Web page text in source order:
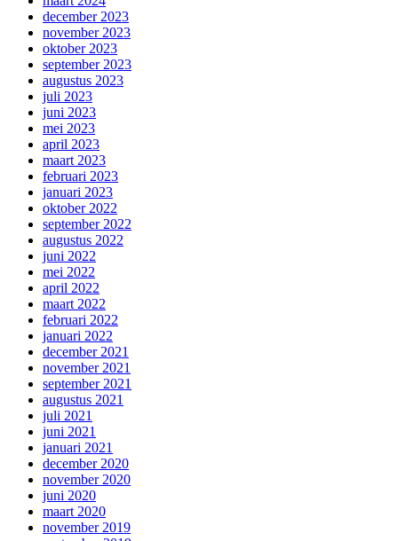
december 2023
november 2023
oktober 2023
september 2023
augustus 2023
juli 2023
juni 2023
mei 2023
april 2023
maart 2023
februari 2023
januari 2023
oktober 2022
september 2022
augustus 2022
juni 2022
mei 2022
april 2022
maart 2022
februari 2022
januari 2022
december 2021
november 2021
september 2021
augustus 2021
juli 2021
juni 2021
januari 2021
december 2020
november 2020
juni 2020
maart 2020
november 2019